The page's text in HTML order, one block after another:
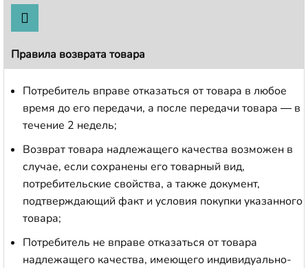
Правила возврата товара
Потребитель вправе отказаться от товара в любое
время до его передачи, а после передачи товара — в
течение 2 недель;
Возврат товара надлежащего качества возможен в
случае, если сохранены его товарный вид,
потребительские свойства, а также документ,
подтверждающий факт и условия покупки указанного
товара;
Потребитель не вправе отказаться от товара
надлежащего качества, имеющего индивидуально-